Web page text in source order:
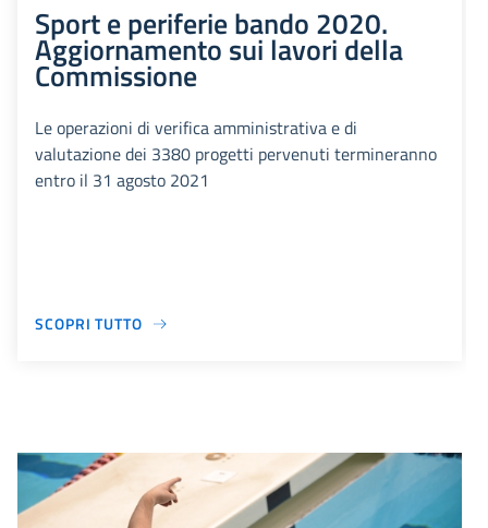
Sport e periferie bando 2020.
Aggiornamento sui lavori della
Commissione
Le operazioni di verifica amministrativa e di
valutazione dei 3380 progetti pervenuti termineranno
entro il 31 agosto 2021
SCOPRI TUTTO